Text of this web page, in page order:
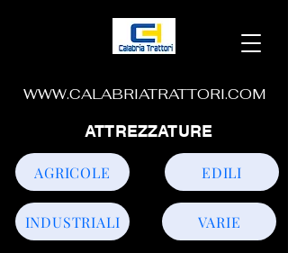
WWW.CALABRIATRATTORI.COM
INDUSTRIALI
AGRICOLE EDILI
VARIE
ATTREZZATURE